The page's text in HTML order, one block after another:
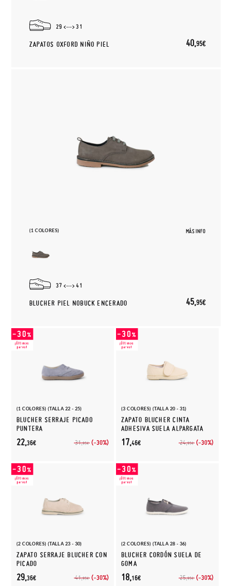
29 31
ZAPATOS OXFORD NIÑO PIEL 40,95€
(1 COLORES) MÁS INFO
37 41
BLUCHER PIEL NOBUCK ENCERADO 45,95€
(1 COLORES) (TALLA 22 - 25)
BLUCHER SERRAJE PICADO
PUNTERA
31,95€ (-30%)
22,36€
(3 COLORES) (TALLA 20 - 31)
ZAPATO BLUCHER CINTA
ADHESIVA SUELA ALPARGATA
24,95€ (-30%)
17,46€
(2 COLORES) (TALLA 23 - 30)
ZAPATO SERRAJE BLUCHER CON
PICADO
41,95€ (-30%)
29,36€
(2 COLORES) (TALLA 28 - 36)
BLUCHER CORDÓN SUELA DE
GOMA
25,95€ (-30%)
18,16€